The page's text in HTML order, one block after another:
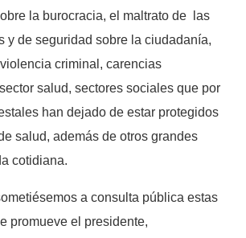
la burocracia, el maltrato de las
y de seguridad sobre la ciudadanía,
criminal, carencias
salud, sectores sociales que por
han dejado de estar protegidos
salud, además de otros grandes
cotidiana.
a consulta pública estas
promueve el presidente,